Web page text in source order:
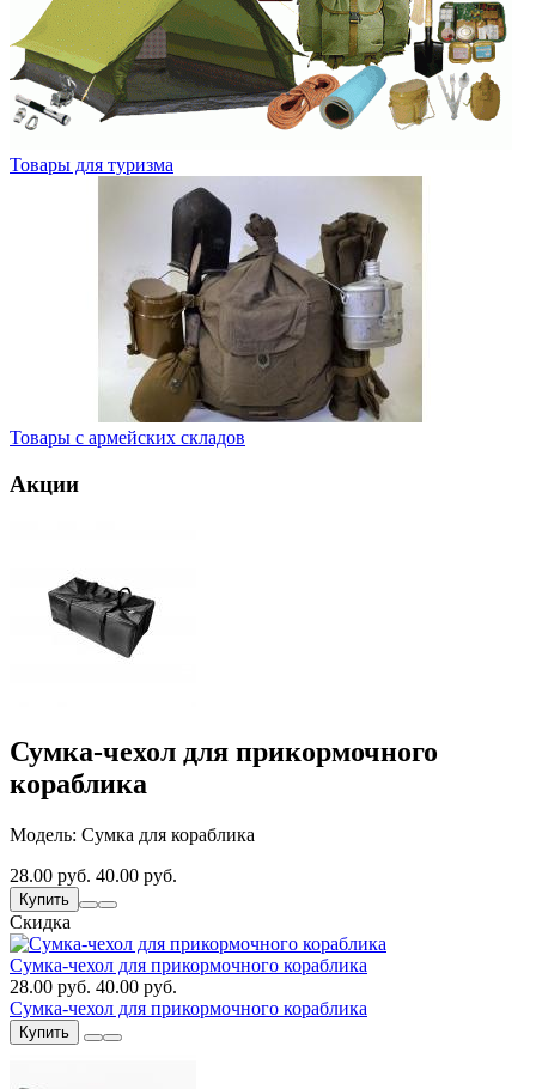
Товары для туризма
Товары с армейских складов
Акции
Сумка-чехол для прикормочного
кораблика
Модель: Сумка для кораблика
28.00 руб. 40.00 руб.
Купить
Скидка
Сумка-чехол для прикормочного кораблика
28.00 руб. 40.00 руб.
Сумка-чехол для прикормочного кораблика
Купить